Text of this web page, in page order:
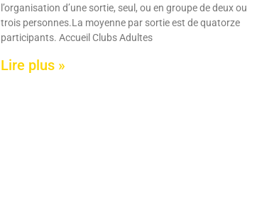
l’organisation d’une sortie, seul, ou en groupe de deux ou
trois personnes.La moyenne par sortie est de quatorze
participants. Accueil Clubs Adultes
Lire plus »